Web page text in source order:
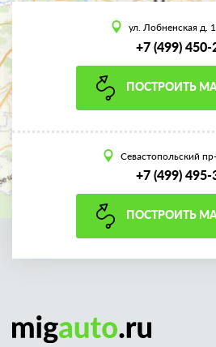
ул. Лобненская д.
+7 (499) 450-
ПОСТРОИТЬ
Севастопольский
+7 (499) 495-
ПОСТРОИТЬ